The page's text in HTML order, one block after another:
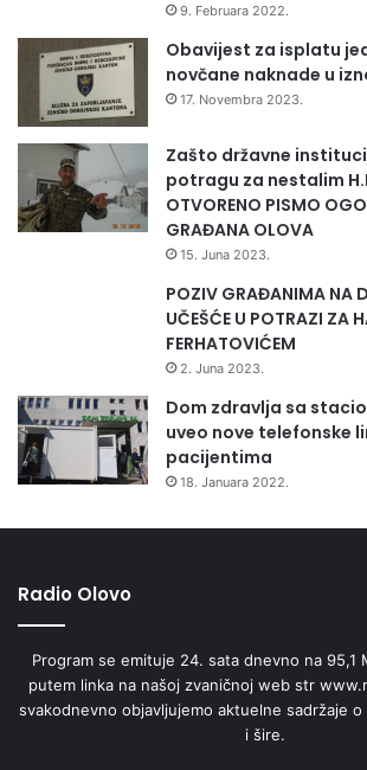
9. Februara 2022.
Obavijest za isplatu
novčane naknade u
17. Novembra 2023.
Zašto državne
potragu za nestalim
OTVORENO PISMO
GRAĐANA OLOVA
15. Juna 2023.
POZIV GRAĐANIMA NA
UČEŠĆE U POTRAZI ZA
FERHATOVIĆEM
2. Juna 2023.
Dom zdravlja sa
uveo nove telefonske
pacijentima
18. Januara 2022.
Radio Olovo
Program se emituje 24. sata dnevno na 95,1
putem linka na našoj zvaničnoj web str
svakodnevno objavljujemo aktuelne sadržaje o
i šire.